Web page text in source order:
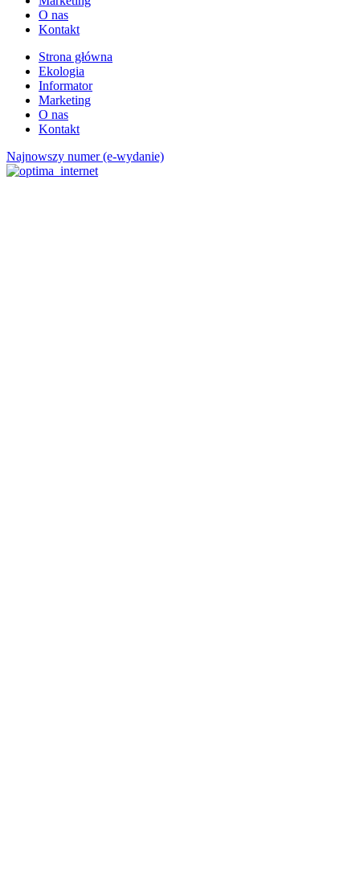
O nas
Kontakt
Strona główna
Ekologia
Informator
Marketing
O nas
Kontakt
Najnowszy numer (e-wydanie)